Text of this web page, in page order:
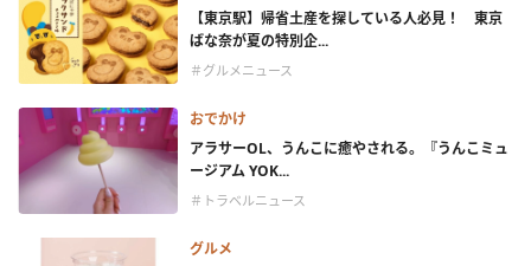
【東京駅】帰省土産を探している人必見！ 東京
ばな奈が夏の特別企...
＃グルメニュース
おでかけ
アラサーOL、うんこに癒やされる。『うんこミュ
ージアム YOK...
＃トラベルニュース
グルメ